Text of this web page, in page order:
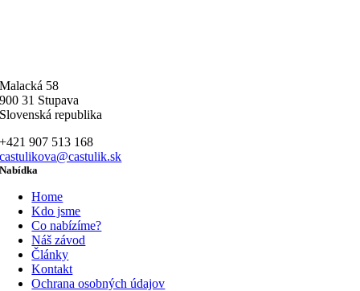
Malacká 58
900 31 Stupava
Slovenská republika
+421 907 513 168
castulikova@castulik.sk
Nabídka
Home
Kdo jsme
Co nabízíme?
Náš závod
Články
Kontakt
Ochrana osobných údajov